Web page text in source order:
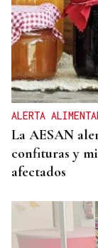
ALERTA
La AESAN
confituras y
afectados